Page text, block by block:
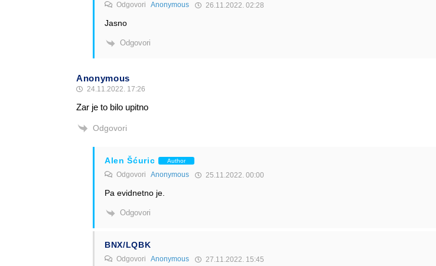
Odgovori Anonymous 26.11.2022. 02:28
Jasno
Odgovori
Anonymous
24.11.2022. 17:26
Zar je to bilo upitno
Odgovori
Alen Šćuric Author
Odgovori Anonymous 25.11.2022. 00:00
Pa evidnetno je.
Odgovori
BNX/LQBK
Odgovori Anonymous 27.11.2022. 15:45